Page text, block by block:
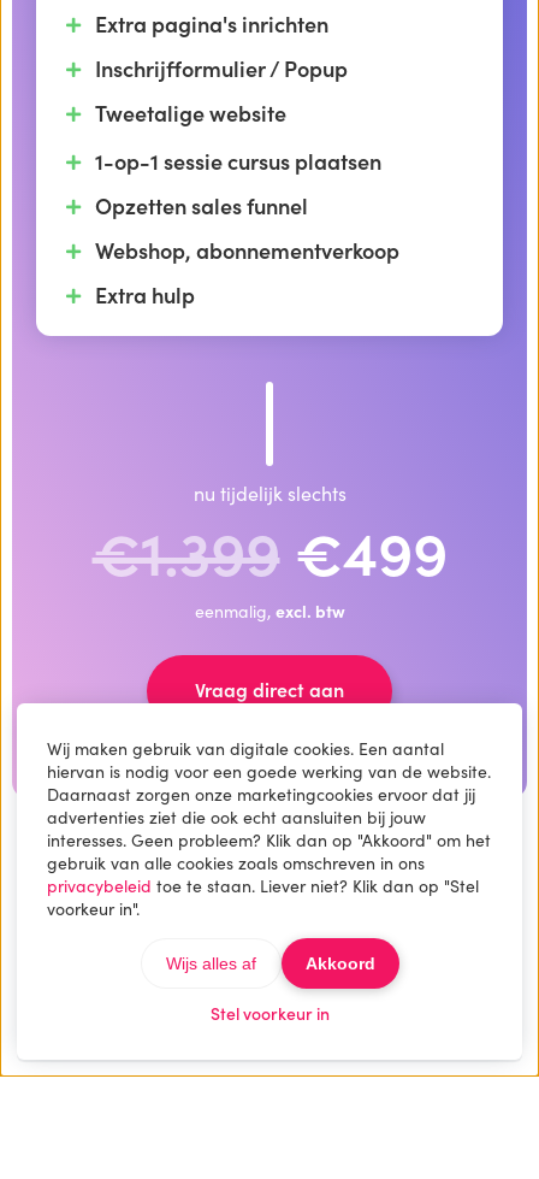
Extra pagina's inrichten
Inschrijfformulier / Popup
Tweetalige website
1-op-1 sessie cursus plaatsen
Opzetten sales funnel
Webshop, abonnementverkoop
Extra hulp
nu tijdelijk slechts
€1.399€499
eenmalig, excl. btw
Vraag direct aan
Dit vonden andere instructeurs
We hebben al voor 100+ instructeurs
professionele cursussite ontworpen. Daar zijn we best
Wij maken gebruik van digitale cookies. Een aantal
hiervan is nodig voor een goede werking van de website.
Daarnaast zorgen onze marketingcookies ervoor dat jij
advertenties ziet die ook echt aansluiten bij jouw
interesses. Geen probleem? Klik dan op "Akkoord" om het
gebruik van alle cookies zoals omschreven in ons
privacybeleid toe te staan. Liever niet? Klik dan op "Stel
voorkeur in".
Stel voorkeur in
Wijs alles af Akkoord